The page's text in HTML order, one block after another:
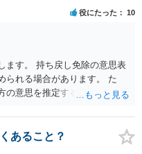
役にたった 10
ます。 持ち戻し免除の意思表
られる場合があります。 た
の意思を推定することになり
しておいていただくべきとい
うな回答でした。失礼しまし
前贈与による特別受益の持ち
あること？